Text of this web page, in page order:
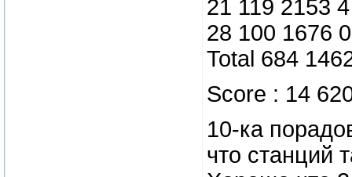
21 119 2153
28 100 1676
Total 684
Score : 14
10-ка
что станций